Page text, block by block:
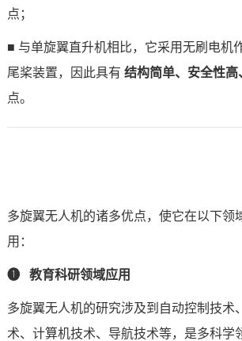
点；
■ 与单旋翼直升机相比，它采用无刷电机
尾桨装置，因此具有 结构简单、安全性高
点。
多旋翼无人机的诸多优点，使它在以下领
用：
❶ 教育科研领域应用
多旋翼无人机的研究涉及到自动控制技术
术、计算机技术、导航技术等，是多科学